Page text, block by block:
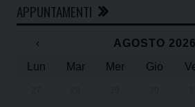
APPUNTAMENTI
‹ AGOSTO 2026
Lun
Mar Mer Gio